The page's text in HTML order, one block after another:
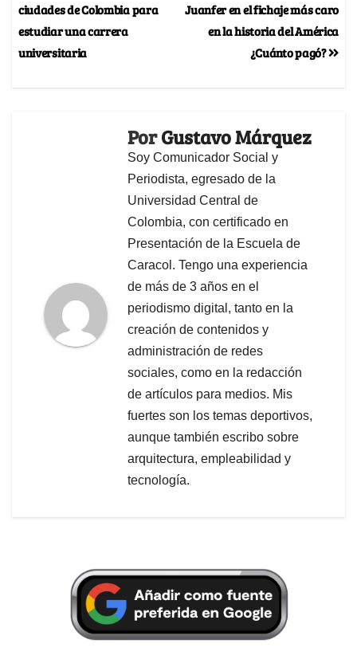
Juanfer en el fichaje más caro
en la historia del América
¿Cuánto pagó?
ciudades de Colombia para
estudiar una carrera
universitaria
PorGustavo Márquez
Soy Comunicador Social y
Periodista, egresado de la
Universidad Central de
Colombia, con certificado en
Presentación de la Escuela de
Caracol. Tengo una experiencia
de más de 3 años en el
periodismo digital, tanto en la
creación de contenidos y
administración de redes
sociales, como en la redacción
de artículos para medios. Mis
fuertes son los temas deportivos,
aunque también escribo sobre
arquitectura, empleabilidad y
tecnología.